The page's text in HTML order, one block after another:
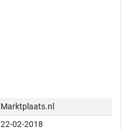
Marktplaats.nl
22-02-2018